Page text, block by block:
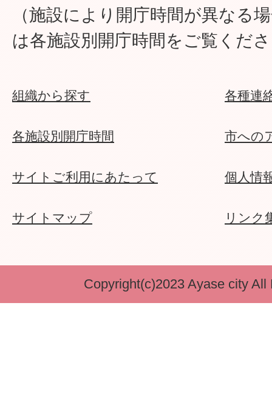
（施設により開庁時間が異なる
は各施設別開庁時間をご覧くだ
組織から探す 各種連
各施設別開庁時間 市への
サイトご利用にあたって 個人情
サイトマップ リンク
Copyright(c)2023 Ayase city